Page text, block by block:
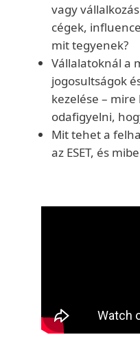
vagy
cégek,
mit tegyenek?
Vállalatoknál a
jogosultságok
kezelése –
odafigyelni,
Mit tehet a
az ESET, és